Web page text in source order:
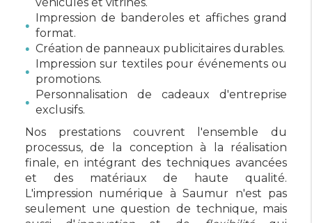
Impression de banderoles et affiches grand
format.
Création de panneaux publicitaires durables.
Impression sur textiles pour événements ou
promotions.
Personnalisation de cadeaux d'entreprise
exclusifs.
Nos prestations couvrent l'ensemble du
processus, de la conception à la réalisation
finale, en intégrant des techniques avancées
et des matériaux de haute qualité.
L'impression numérique à Saumur n'est pas
seulement une question de technique, mais